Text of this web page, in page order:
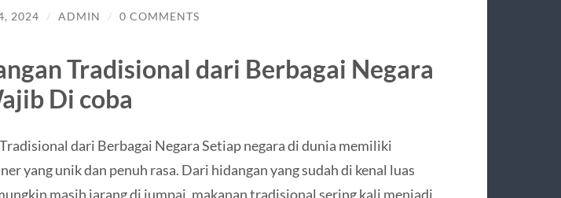
2024 / ADMIN / 0 COMMENTS
Tradisional dari Berbagai Negara
Di coba
dari Berbagai Negara Setiap negara di dunia memiliki
yang unik dan penuh rasa. Dari hidangan yang sudah di kenal luas
masih jarang di jumpai, makanan tradisional sering kali menjadi